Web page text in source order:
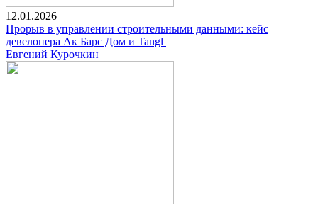
12.01.2026
Прорыв в управлении строительными данными: кейс
девелопера Ак Барс Дом и Tangl
Евгений Курочкин